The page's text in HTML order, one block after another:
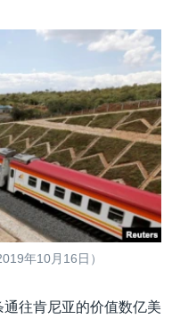
年10月16日）
往肯尼亚的价值数亿美